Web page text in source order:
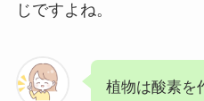
じですよね。
植物は酸素を